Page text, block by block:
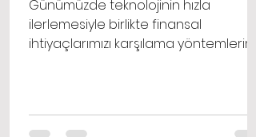
Günümüzde teknolojinin hızla
ilerlemesiyle birlikte finansal
ihtiyaçlarımızı karşılama yöntemlerimiz
hayatımızda daha fazla yer